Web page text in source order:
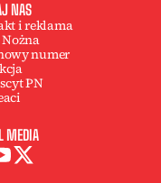
NAS
i reklama
Nożna
numer
PN
MEDIA